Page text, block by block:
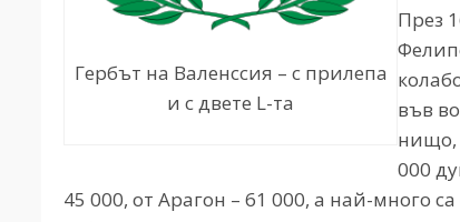
Гербът на Валенссия – с прилепа
и с двете L-та
През
във
нищо,
000
45 000, от Арагон – 61 000, а най-много